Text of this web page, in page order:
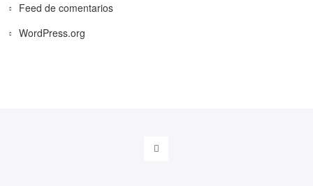
Feed de comentarios
WordPress.org
linkedin